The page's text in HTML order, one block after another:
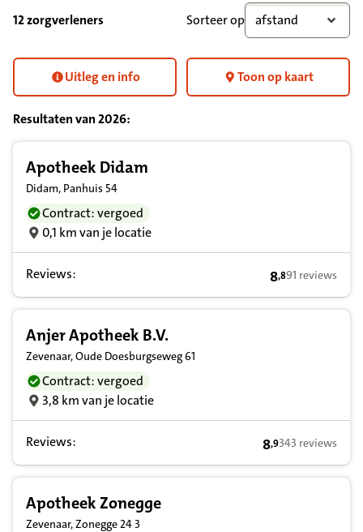
12 zorgverleners Sorteer op afstand
Uitleg en info Toon op kaart
Resultaten van2026:
Apotheek Didam
Didam, Panhuis 54
Contract: vergoed
0,1 km van je locatie
Reviews: 8,8 op basis
8,891 reviews
Anjer Apotheek B.V.
Zevenaar, Oude Doesburgseweg 61
Contract: vergoed
3,8 km van je locatie
Reviews: 8,9 op basis van
8,9343 reviews
Apotheek Zonegge
Zevenaar, Zonegge 24 3